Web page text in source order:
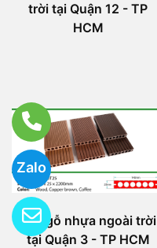
Zalo
trời tại Quận 12 - TP
HCM
Sàn gỗ nhựa ngoài trời
tại Quận 3 - TP HCM